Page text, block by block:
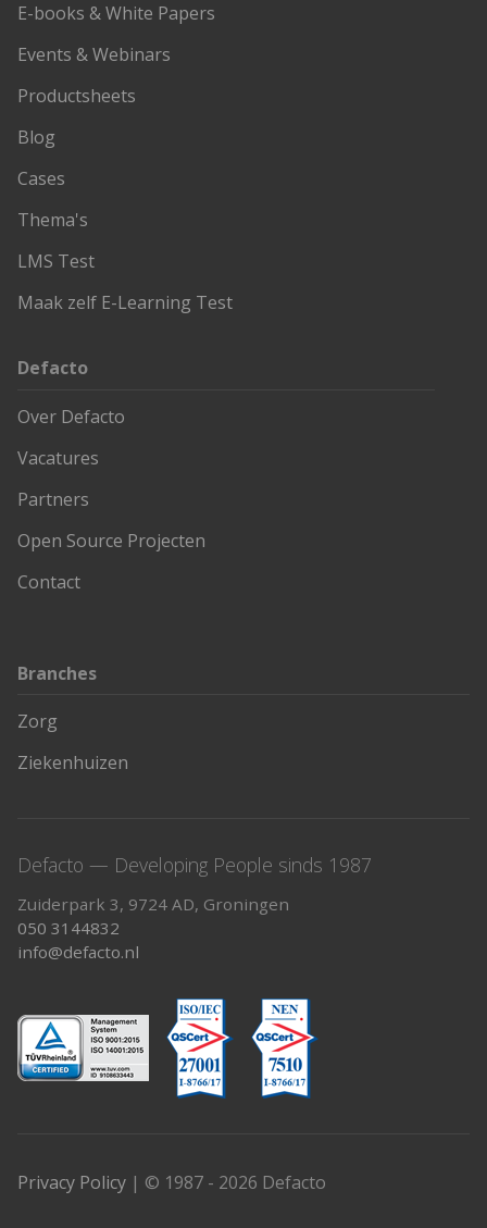
E-books & White Papers
Events & Webinars
Productsheets
Blog
Cases
Thema's
LMS Test
Maak zelf E-Learning Test
Defacto
Over Defacto
Vacatures
Partners
Open Source Projecten
Contact
Branches
Zorg
Ziekenhuizen
Defacto — Developing People sinds 1987
Zuiderpark 3, 9724 AD, Groningen
050 3144832
info@defacto.nl
Privacy Policy | © 1987 - 2026 Defacto